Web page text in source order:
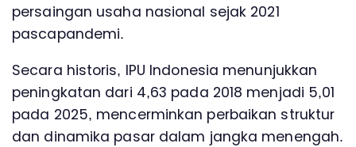
persaingan usaha nasional sejak 2021
pascapandemi.
Secara historis, IPU Indonesia menunjukkan
peningkatan dari 4,63 pada 2018 menjadi 5,01
pada 2025, mencerminkan perbaikan struktur
dan dinamika pasar dalam jangka menengah.